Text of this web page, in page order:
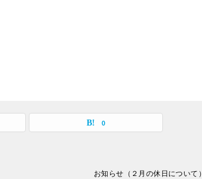
0
お知らせ（２月の休日について）